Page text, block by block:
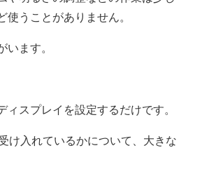
うことがありません。
います。
スプレイを設定するだけです。
け入れているかについて、大きな